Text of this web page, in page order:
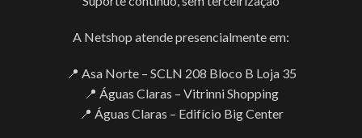
A Netshop atende presencialmente em:
📍 Asa Norte – SCLN 208 Bloco B Loja 35
📍 Águas Claras – Vitrinni Shopping
📍 Águas Claras – Edifício Big Center